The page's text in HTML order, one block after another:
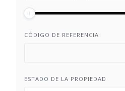
CÓDIGO DE REFERENCIA
ESTADO DE LA PROPIEDAD